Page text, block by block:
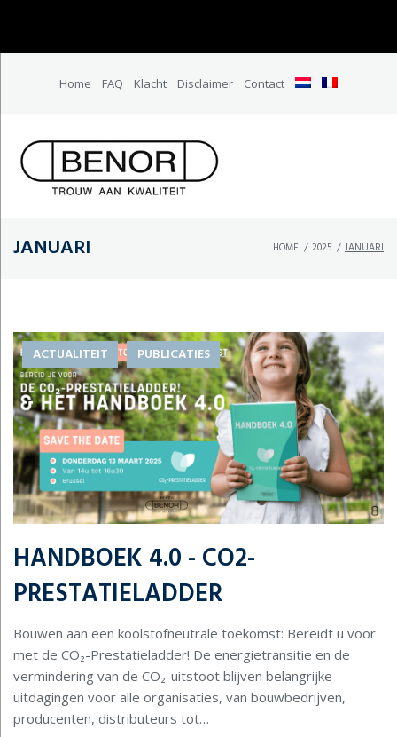
Home FAQ Klacht Disclaimer Contact
JANUARI HOME / 2025 / JANUARI
ACTUALITEIT PUBLICATIES
HANDBOEK 4.0 - CO2-
PRESTATIELADDER
Bouwen aan een koolstofneutrale toekomst: Bereidt u voor
met de CO₂-Prestatieladder! De energietransitie en de
vermindering van de CO₂-uitstoot blijven belangrijke
uitdagingen voor alle organisaties, van bouwbedrijven,
producenten, distributeurs tot…